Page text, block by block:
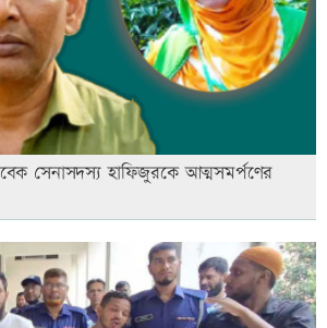
সেনাসদস্য হাফিজুরকে আত্মসমর্পণের